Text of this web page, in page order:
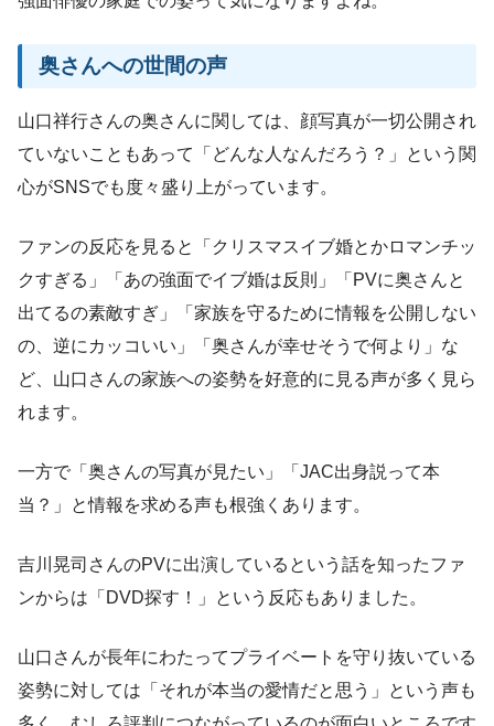
奥さんへの世間の声
山口祥行さんの奥さんに関しては、顔写真が一切公開され
ていないこともあって「どんな人なんだろう？」という関
心がSNSでも度々盛り上がっています。
ファンの反応を見ると「クリスマスイブ婚とかロマンチッ
クすぎる」「あの強面でイブ婚は反則」「PVに奥さんと
出てるの素敵すぎ」「家族を守るために情報を公開しない
の、逆にカッコいい」「奥さんが幸せそうで何より」な
ど、山口さんの家族への姿勢を好意的に見る声が多く見ら
れます。
一方で「奥さんの写真が見たい」「JAC出身説って本
当？」と情報を求める声も根強くあります。
吉川晃司さんのPVに出演しているという話を知ったファ
ンからは「DVD探す！」という反応もありました。
山口さんが長年にわたってプライベートを守り抜いている
姿勢に対しては「それが本当の愛情だと思う」という声も